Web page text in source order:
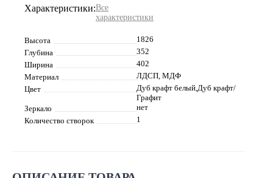
Характеристики:Все
характеристики
Высота
1826
Глубина
352
Ширина
402
Материал
ЛДСП, МДФ
Цвет
Дуб крафт белый,Дуб крафт/
Графит
Зеркало
нет
Количество створок
1